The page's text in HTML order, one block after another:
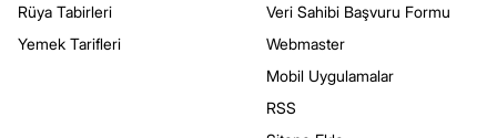
Rüya Tabirleri
Yemek Tarifleri
Veri Sahibi Başvuru Formu
Webmaster
Mobil Uygulamalar
RSS